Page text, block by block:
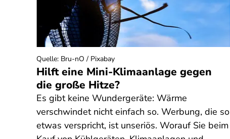
Hilft eine Mini-Klimaanlage gegen
die große Hitze?
Es gibt keine Wundergeräte: Wärme
verschwindet nicht einfach so. Werbung, die so
etwas verspricht, ist unseriös. Worauf Sie beim
Quelle: Bru-nO / Pixabay